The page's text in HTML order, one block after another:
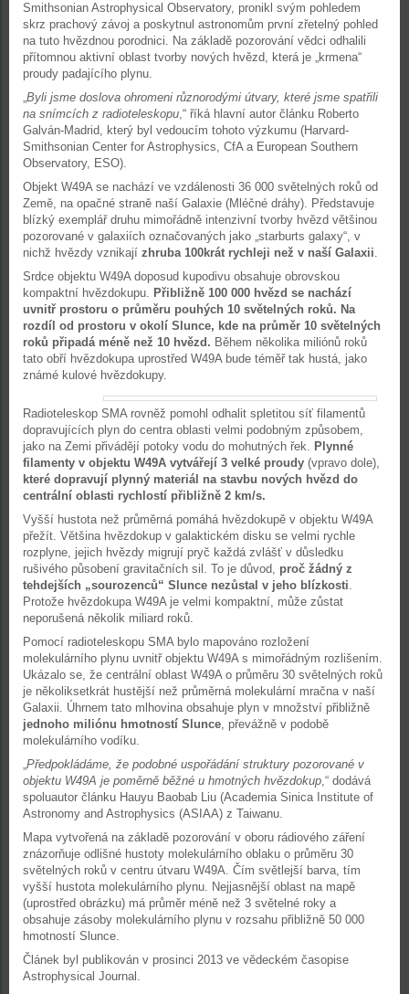
Smithsonian Astrophysical Observatory, pronikl svým pohledem
skrz prachový závoj a poskytnul astronomům první zřetelný pohled
na tuto hvězdnou porodnici. Na základě pozorování vědci odhalili
přítomnou aktivní oblast tvorby nových hvězd, která je „krmena“
proudy padajícího plynu.
„Byli jsme doslova ohromeni různorodými útvary, které jsme spatřili
na snímcích z radioteleskopu,“ říká hlavní autor článku Roberto
Galván-Madrid, který byl vedoucím tohoto výzkumu (Harvard-
Smithsonian Center for Astrophysics, CfA a European Southern
Observatory, ESO).
Objekt W49A se nachází ve vzdálenosti 36 000 světelných roků od
Země, na opačné straně naší Galaxie (Mléčné dráhy). Představuje
blízký exemplář druhu mimořádně intenzivní tvorby hvězd většinou
pozorované v galaxiích označovaných jako „starburts galaxy“, v
nichž hvězdy vznikají zhruba 100krát rychleji než v naší Galaxii.
Srdce objektu W49A doposud kupodivu obsahuje obrovskou
kompaktní hvězdokupu. Přibližně 100 000 hvězd se nachází
uvnitř prostoru o průměru pouhých 10 světelných roků. Na
rozdíl od prostoru v okolí Slunce, kde na průměr 10 světelných
roků připadá méně než 10 hvězd. Během několika miliónů roků
tato obří hvězdokupa uprostřed W49A bude téměř tak hustá, jako
známé kulové hvězdokupy.
Radioteleskop SMA rovněž pomohl odhalit spletitou síť filamentů
dopravujících plyn do centra oblasti velmi podobným způsobem,
jako na Zemi přivádějí potoky vodu do mohutných řek. Plynné
filamenty v objektu W49A vytvářejí 3 velké proudy (vpravo dole),
které dopravují plynný materiál na stavbu nových hvězd do
centrální oblasti rychlostí přibližně 2 km/s.
Vyšší hustota než průměrná pomáhá hvězdokupě v objektu W49A
přežít. Většina hvězdokup v galaktickém disku se velmi rychle
rozplyne, jejich hvězdy migrují pryč každá zvlášť v důsledku
rušivého působení gravitačních sil. To je důvod, proč žádný z
tehdejších „sourozenců“ Slunce nezůstal v jeho blízkosti.
Protože hvězdokupa W49A je velmi kompaktní, může zůstat
neporušená několik miliard roků.
Pomocí radioteleskopu SMA bylo mapováno rozložení
molekulárního plynu uvnitř objektu W49A s mimořádným rozlišením.
Ukázalo se, že centrální oblast W49A o průměru 30 světelných roků
je několiksetkrát hustější než průměrná molekulární mračna v naší
Galaxii. Úhrnem tato mlhovina obsahuje plyn v množství přibližně
jednoho miliónu hmotností Slunce, převážně v podobě
molekulárního vodíku.
„Předpokládáme, že podobné uspořádání struktury pozorované v
objektu W49A je poměrně běžné u hmotných hvězdokup,“ dodává
spoluautor článku Hauyu Baobab Liu (Academia Sinica Institute of
Astronomy and Astrophysics (ASIAA) z Taiwanu.
Mapa vytvořená na základě pozorování v oboru rádiového záření
znázorňuje odlišné hustoty molekulárního oblaku o průměru 30
světelných roků v centru útvaru W49A. Čím světlejší barva, tím
vyšší hustota molekulárního plynu. Nejjasnější oblast na mapě
(uprostřed obrázku) má průměr méně než 3 světelné roky a
obsahuje zásoby molekulárního plynu v rozsahu přibližně 50 000
hmotností Slunce.
Článek byl publikován v prosinci 2013 ve vědeckém časopise
Astrophysical Journal.